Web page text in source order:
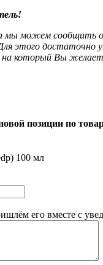
мы можем сообщить о
этого достаточно
который Вы
позиции по
100 мл
его вместе с